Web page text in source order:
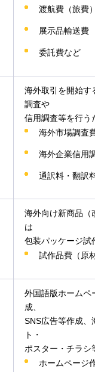
渡航費（旅費）
展示品輸送費
委託費など
海外取引を開始す
調査や
信用調査等を行う
海外市場調査費
海外企業信用調
通訳料・翻訳料
海外向け新商品（
は
包装パッケージ試
試作品費（原材
外国語版ホームペ
成、
SNS広告等作成、
ト・
ポスター・チラシ
ホームページ作